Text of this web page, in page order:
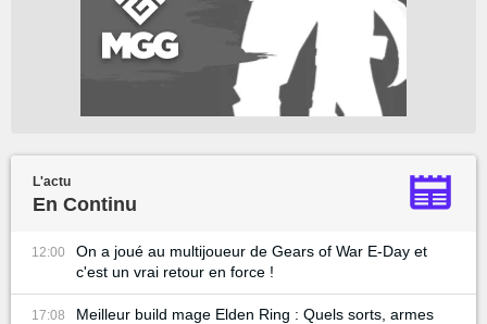
L'actu
En Continu
12:00
On a joué au multijoueur de Gears of War E-Day et
c'est un vrai retour en force !
17:08
Meilleur build mage Elden Ring : Quels sorts, armes